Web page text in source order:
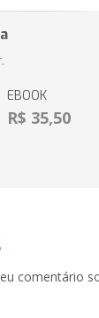
EBOOK
R$ 35,50
comentário